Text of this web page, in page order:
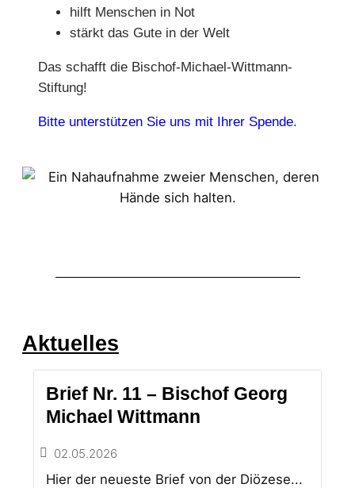
hilft Menschen in Not
stärkt das Gute in der Welt
Das schafft die Bischof-Michael-Wittmann-
Stiftung!
Bitte unterstützen Sie uns mit Ihrer Spende.
Aktuelles
Brief Nr. 11 – Bischof Georg
Michael Wittmann
02.05.2026
Hier der neueste Brief von der Diözese...